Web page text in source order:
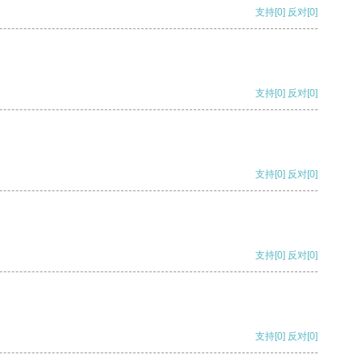
支持[0] 反对[0]
支持[0] 反对[0]
支持[0] 反对[0]
支持[0] 反对[0]
支持[0] 反对[0]